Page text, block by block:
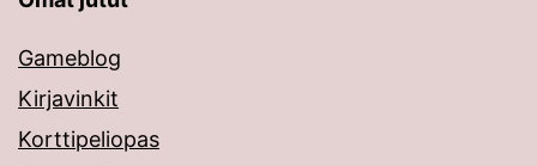
Gameblog
Kirjavinkit
Korttipeliopas